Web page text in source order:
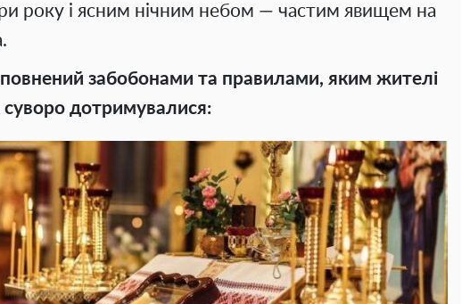
року і ясним нічним небом — частим явищем на
забобонами та правилами, яким жителі
суворо дотримувалися: